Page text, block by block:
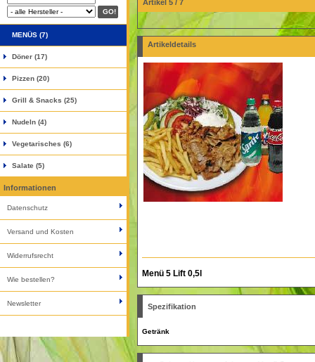
MENÜS (7)
Döner (17)
Pizzen (20)
Grill & Snacks (25)
Nudeln (4)
Vegetarisches (6)
Salate (5)
Informationen
Datenschutz
Versand und Kosten
Widerrufsrecht
Wie bestellen?
Newsletter
Artikel 5 / 7
Artikeldetails
Menü 5 Lift 0,5l
Spezifikation
Getränk